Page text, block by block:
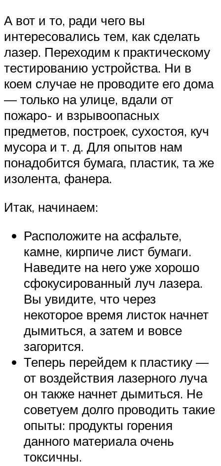
А вот и то, ради чего вы
интересовались тем, как сделать
лазер. Переходим к практическому
тестированию устройства. Ни в
коем случае не проводите его дома
— только на улице, вдали от
пожаро- и взрывоопасных
предметов, построек, сухостоя, куч
мусора и т. д. Для опытов нам
понадобится бумага, пластик, та же
изолента, фанера.
Итак, начинаем:
Расположите на асфальте,
камне, кирпиче лист бумаги.
Наведите на него уже хорошо
сфокусированный луч лазера.
Вы увидите, что через
некоторое время листок начнет
дымиться, а затем и вовсе
загорится.
Теперь перейдем к пластику —
от воздействия лазерного луча
он также начнет дымиться. Не
советуем долго проводить такие
опыты: продукты горения
данного материала очень
токсичны.